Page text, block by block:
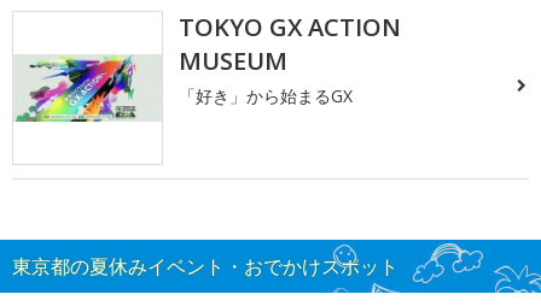
TOKYO GX ACTION
MUSEUM
「好き」から始まるGX
東京都の夏休みイベント・おでかけスポット